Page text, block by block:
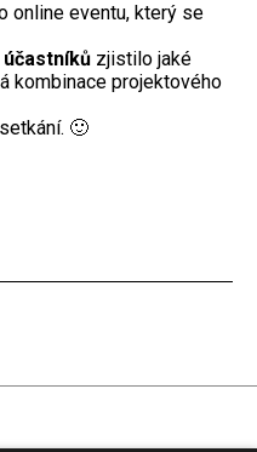
online eventu, který se
zjistilo jaké
kombinace projektového
🙂